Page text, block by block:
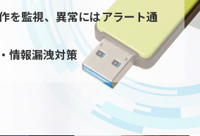
を監視、異常にはアラート通
情報漏洩対策
へのお問い合わせ